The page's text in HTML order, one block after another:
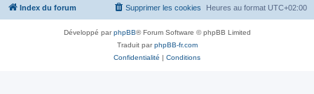
Index du forum Heures au format UTC+02:00
Supprimer les cookies
Développé parphpBB® Forum Software © phpBB Limited
Traduit parphpBB-fr.com
Confidentialité | Conditions